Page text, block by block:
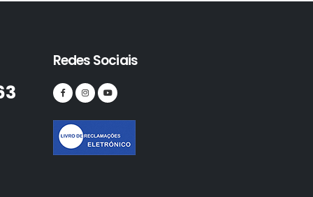
Redes Sociais